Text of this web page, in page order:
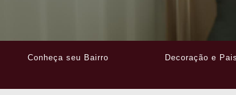
Conheça seu Bairro Decoração e